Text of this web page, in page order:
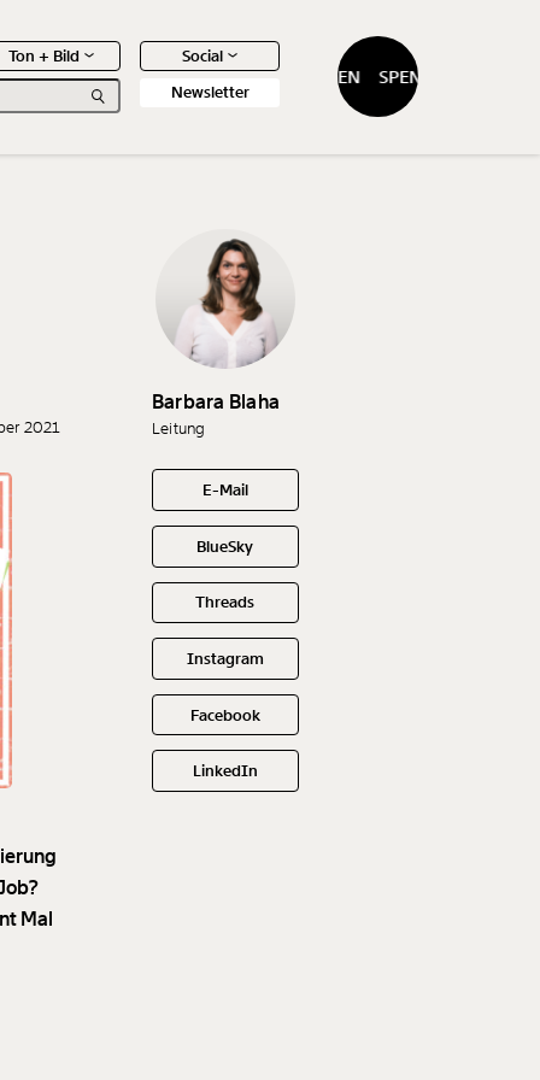
Ton + Bild
Social
Newsletter
SPENDEN SPENDEN
Artikel
2021
Mal
Barbara Blaha
Leitung
E-Mail
BlueSky
Threads
Instagram
Facebook
LinkedIn